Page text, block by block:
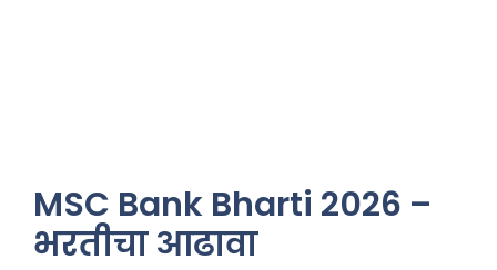
MSC Bank Bharti 2026 –
भरतीचा आढावा